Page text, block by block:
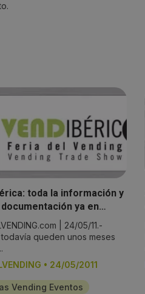
toda la información y
ya en
| 24/05/11.-
queden unos meses
• 24/05/2011
Vending Eventos